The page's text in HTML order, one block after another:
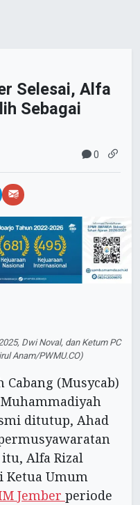
Selesai, Alfa
Sebagai
0
Dwi Noval, dan Ketum PC
Anam/PWMU.CO)
Cabang (Musycab)
ditutup, Ahad
Alfa Rizal
Ketua Umum
Jember periode